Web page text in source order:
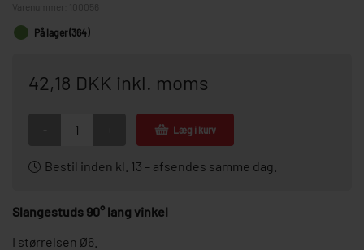
100056
På lager (364)
42,18 DKK inkl. moms
Læg i kurv
Bestil inden kl. 13 – afsendes samme dag.
Slangestuds 90° lang vinkel
I størrelsen Ø6.